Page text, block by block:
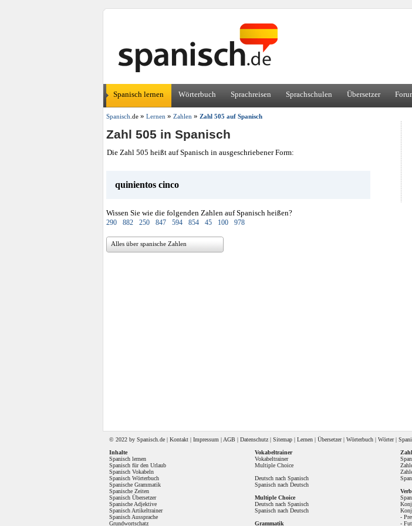
Spanisch lernen Wörterbuch Sprachreisen Sprachschulen Übersetzer
Spanisch .de » Lernen » Zahlen » Zahl 505 auf Spanisch
Zahl 505 in Spanisch
Die Zahl 505 heißt auf Spanisch in ausgeschriebener Form:
quinientos cinco
Wissen Sie wie die folgenden Zahlen auf Spanisch heißen?
290 882 250 847 594 854 45 100 978
Alles über spanische Zahlen
© 2022 by Spanisch .de | Kontakt | Impressum | AGB | Datenschutz | Sitemap | Lernen | Übersetzer| Wörterbuch | Wörter|
Inhalte
Spanisch lernen
Spanisch für den Urlaub
Spanisch Vokabeln
Spanisch Wörterbuch
Spanische Grammatik
Spanische Zeiten
Spanisch Übersetzer
Spanische Adjektive
Spanisch Artikeltrainer
Spanisch Aussprache
Grundwortschatz
Vokabeltrainer
Vokabeltrainer
Multiple Choice
Deutsch nach Spanisch
Spanisch nach Deutsch
Multiple Choice
Deutsch nach Spanisch
Spanisch nach Deutsch
Grammatik
-
-